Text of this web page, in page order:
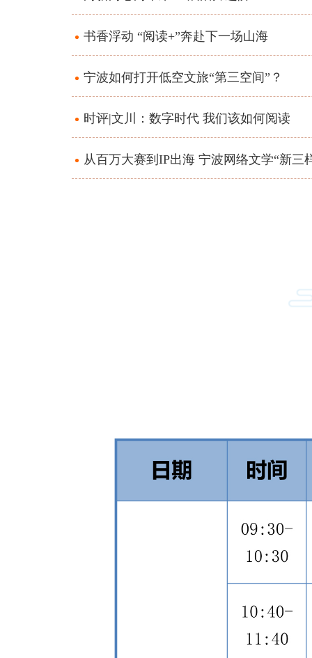
书香浮动 “阅读+”奔赴下一场山海
宁波如何打开低空文旅“第三空间”？
时评|文川：数字时代 我们该如何阅读
从百万大赛到IP出海 宁波网络文学“新三